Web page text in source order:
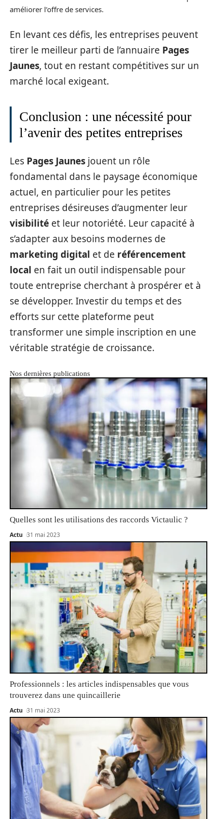
améliorer l’offre de services.
En levant ces défis, les entreprises peuvent
tirer le meilleur parti de l’annuaire Pages
Jaunes, tout en restant compétitives sur un
marché local exigeant.
Conclusion : une nécessité pour
l’avenir des petites entreprises
Les Pages Jaunes jouent un rôle
fondamental dans le paysage économique
actuel, en particulier pour les petites
entreprises désireuses d’augmenter leur
visibilité et leur notoriété. Leur capacité à
s’adapter aux besoins modernes de
marketing digital et de référencement
local en fait un outil indispensable pour
toute entreprise cherchant à prospérer et à
se développer. Investir du temps et des
efforts sur cette plateforme peut
transformer une simple inscription en une
véritable stratégie de croissance.
Nos dernières publications
Quelles sont les utilisations des raccords Victaulic ?
Actu 31 mai 2023
Professionnels : les articles indispensables que vous
trouverez dans une quincaillerie
Actu 31 mai 2023